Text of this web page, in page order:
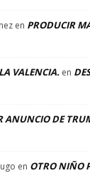
en PRODUCIR
VALENCIA. en
ANUNCIO DE
en OTRO NIÑO